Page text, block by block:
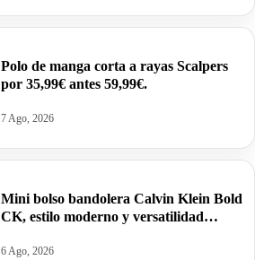
Polo de manga corta a rayas Scalpers
por 35,99€ antes 59,99€.
7 Ago, 2026
Mini bolso bandolera Calvin Klein Bold
CK, estilo moderno y versatilidad
6 Ago, 2026